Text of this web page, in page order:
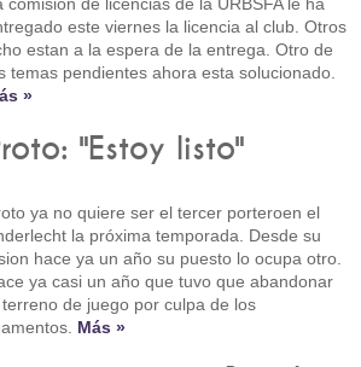
comisión de licencias de la URBSFA le ha
este viernes la licencia al club. Otros
estan a la espera de la entrega. Otro de
temas pendientes ahora esta solucionado.
»
"Estoy listo"
ya no quiere ser el tercer porteroen el
la próxima temporada. Desde su
hace ya un año su puesto lo ocupa otro.
ya casi un año que tuvo que abandonar
de juego por culpa de los
Más »